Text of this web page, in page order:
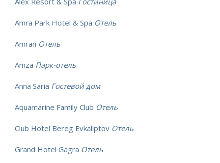
Amra Park Hotel & Spa Отель
Amran Отель
Amza Парк-отель
Anna Saria Гостевой дом
Aquamarine Family Club Отель
Club Hotel Bereg Evkaliptov Отель
Grand Hotel Gagra Отель